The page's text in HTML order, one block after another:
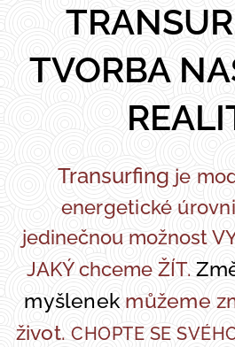
TVORBA
Transurfing je
energetické
jedinečnou možnost
JAKÝ chceme ŽÍT.
myšlenek můžeme
život.CHOPTE SE